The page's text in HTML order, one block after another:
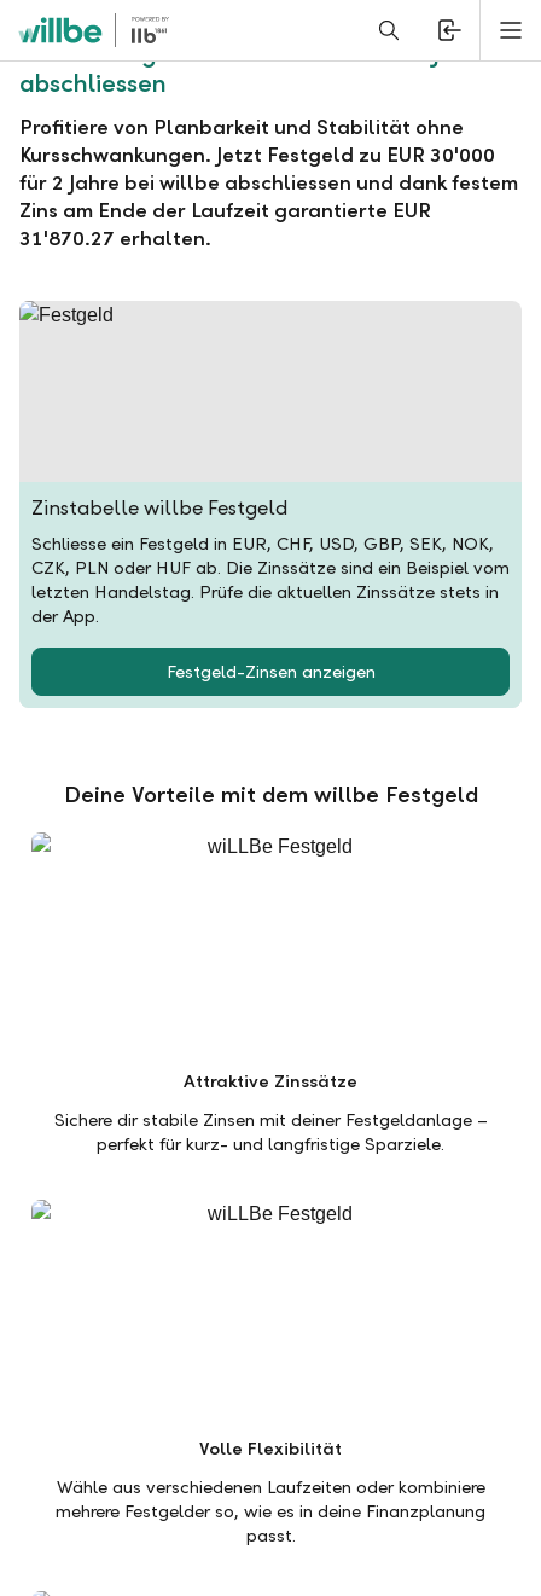
Alerts.Headline
willbe Festgeld zu EUR 30'000 für 2 Jahre
abschliessen
Profitiere von Planbarkeit und Stabilität ohne
Kursschwankungen. Jetzt Festgeld zu EUR 30'000
für 2 Jahre bei willbe abschliessen und dank festem
Zins am Ende der Laufzeit garantierte EUR
31'870.27 erhalten.
Zinstabelle willbe Festgeld
Schliesse ein Festgeld in EUR, CHF, USD, GBP, SEK, NOK,
CZK, PLN oder HUF ab. Die Zinssätze sind ein Beispiel vom
letzten Handelstag. Prüfe die aktuellen Zinssätze stets in
der App.
Festgeld-Zinsen anzeigen
Deine Vorteile mit dem willbe Festgeld
Attraktive Zinssätze
Sichere dir stabile Zinsen mit deiner Festgeldanlage –
perfekt für kurz- und langfristige Sparziele.
Volle Flexibilität
Wähle aus verschiedenen Laufzeiten oder kombiniere
mehrere Festgelder so, wie es in deine Finanzplanung
passt.